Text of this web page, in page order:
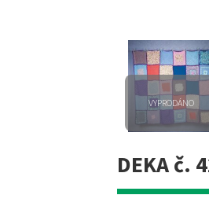
VYPRODÁNO
DEKA č.